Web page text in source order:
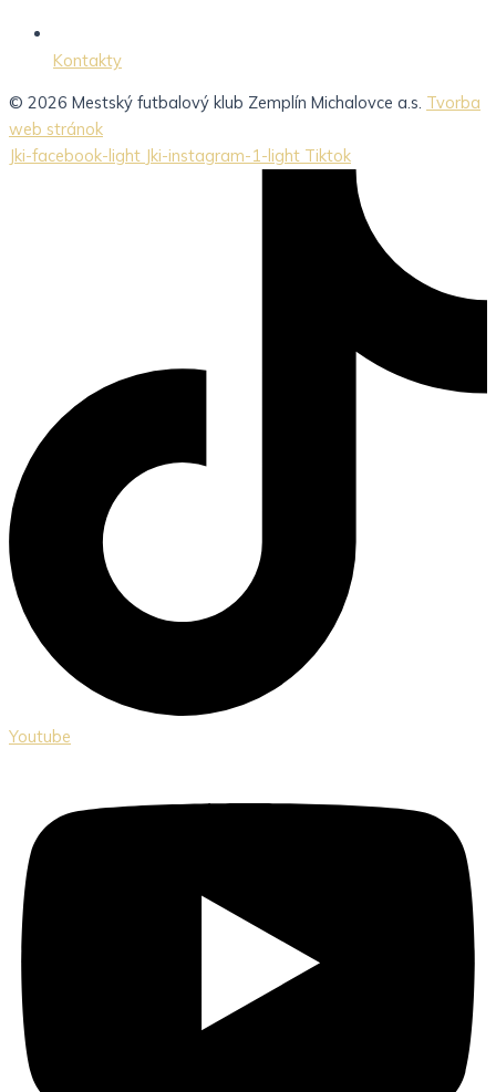
Kontakty
© 2026 Mestský futbalový klub Zemplín Michalovce a.s. Tvorba
web stránok
Jki-facebook-light Jki-instagram-1-light Tiktok
Youtube